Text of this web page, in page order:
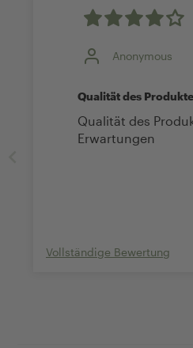
Anonymous
Qualität des
Qualität des
Erwartungen
Vollständige Bewertung